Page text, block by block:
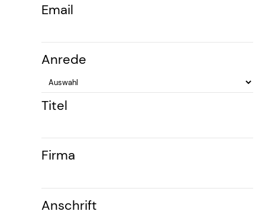
Email
Anrede
Titel
Firma
Anschrift